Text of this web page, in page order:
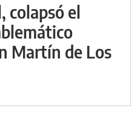
colapsó el
Martín de Los